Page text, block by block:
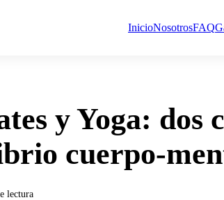
InicioNosotrosFAQ
y Yoga: dos
cuerpo-
lectura